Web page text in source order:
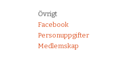
Övrigt
Facebook
Personuppgifter
Medlemskap